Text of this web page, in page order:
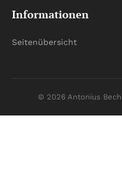
Informationen
Seitenübersicht
© 2026 Antonius